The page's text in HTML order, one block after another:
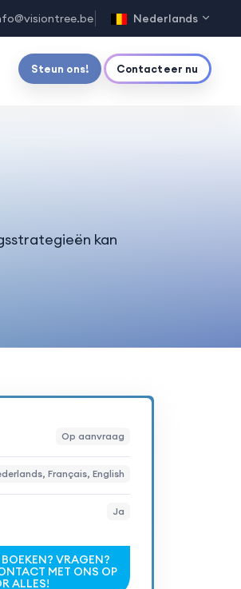
Nederlands
Steun ons! Contacteer nu
kan
Op aanvraag
Français, English
Ja
VRAGEN?
MET ONS OP
ALLES!